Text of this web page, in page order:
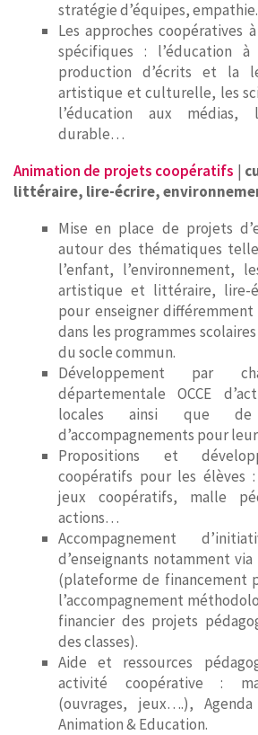
stratégie d’équipes,
Les approches coopératives
spécifiques : l’éducation
production d’écrits et la
artistique et culturelle, les
l’éducation aux médias,
durable…
Animation de projets coopératifs |
littéraire, lire-écrire,
Mise en place de projets
autour des thématiques
l’enfant, l’environnement,
artistique et littéraire, lire-
pour enseigner
dans les programmes
du socle commun.
Développement par
départementale OCCE
locales ainsi que
d’accompagnements pour
Propositions et
coopératifs pour les élèves
jeux coopératifs, malle
actions…
Accompagnement
d’enseignants notamment
(plateforme de financement
l’accompagnement
financier des projets
des classes).
Aide et ressources
activité coopérative :
(ouvrages, jeux….),
Animation & Education.